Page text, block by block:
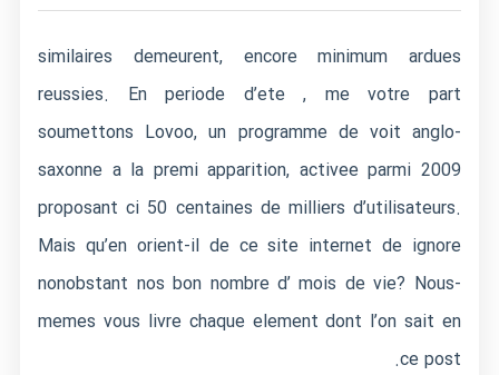
similaires demeurent, encore minimum ardues
reussies. En periode d’ete , me votre part
soumettons Lovoo, un programme de voit anglo-
saxonne a la premi apparition, activee parmi 2009
proposant ci 50 centaines de milliers d’utilisateurs.
Mais qu’en orient-il de ce site internet de ignore
nonobstant nos bon nombre d’ mois de vie? Nous-
memes vous livre chaque element dont l’on sait en
ce post.